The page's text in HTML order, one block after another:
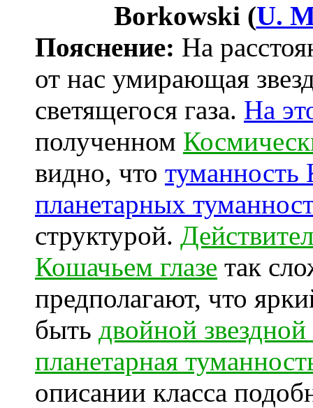
Borkowski (U.
Пояснение: На
от нас умирающая
светящегося газа. На
полученном
видно, что туманность
планетарных
структурой.
Кошачьем глазе так
предполагают, что
быть двойной
планетарная
описании класса